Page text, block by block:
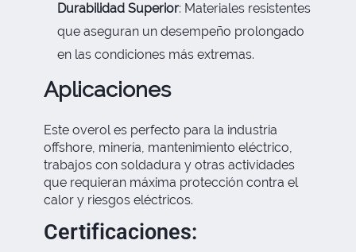
Durabilidad Superior: Materiales resistentes
que aseguran un desempeño prolongado
en las condiciones más extremas.
Aplicaciones
Este overol es perfecto para la industria
offshore, minería, mantenimiento eléctrico,
trabajos con soldadura y otras actividades
que requieran máxima protección contra el
calor y riesgos eléctricos.
Certificaciones: